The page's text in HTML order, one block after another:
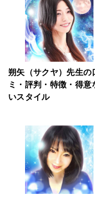
朔矢（サクヤ）先生の
ミ・評判・特徴・得意
いスタイル